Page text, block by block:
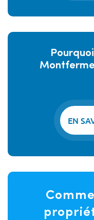
EN